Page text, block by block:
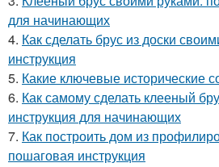
для начинающих
4. Как сделать брус из доски
инструкция
5. Какие ключевые исторические
6. Как самому сделать клееный
инструкция для начинающих
7. Как построить дом из
пошаговая инструкция